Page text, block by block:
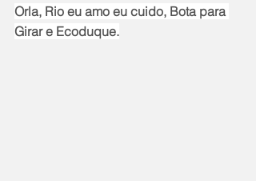
Orla, Rio eu amo eu cuido, Bota para
Girar e Ecoduque.